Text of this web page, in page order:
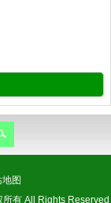
地图
有 All Rights Reserved